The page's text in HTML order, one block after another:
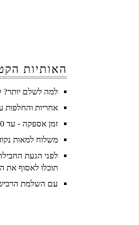
האותיות
למה לשלם יותר?
אחריות והחלפות עד 14 ימים מקבלת
זמן אספקה - עד 15-20 ימי עבודה - לא כולל שישי ושבת וחגים
משלוח למאות
לפני הגעת
תוכלו לאסוף את
עם השלמת